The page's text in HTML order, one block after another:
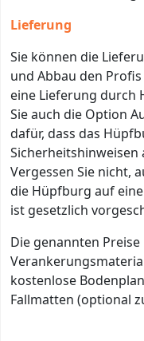
Lieferung
Sie können die
und Abbau den
eine Lieferung durch
Sie auch die Option
dafür, dass das
Vergessen Sie nicht,
die Hüpfburg auf
ist gesetzlich
Die genannten
kostenlose
Fallmatten (optional